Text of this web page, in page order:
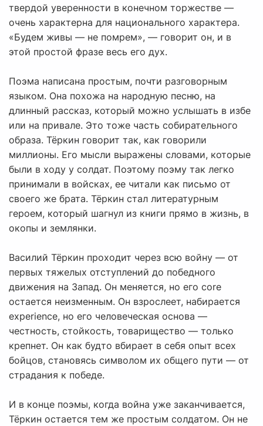
твердой уверенности в конечном торжестве —
очень характерна для национального характера.
«Будем живы — не помрем», — говорит он, и в
этой простой фразе весь его дух.
Поэма написана простым, почти разговорным
языком. Она похожа на народную песню, на
длинный рассказ, который можно услышать в избе
или на привале. Это тоже часть собирательного
образа. Тёркин говорит так, как говорили
миллионы. Его мысли выражены словами, которые
были в ходу у солдат. Поэтому поэму так легко
принимали в войсках, ее читали как письмо от
своего же брата. Тёркин стал литературным
героем, который шагнул из книги прямо в жизнь, в
окопы и землянки.
Василий Тёркин проходит через всю войну — от
первых тяжелых отступлений до победного
движения на Запад. Он меняется, но его core
остается неизменным. Он взрослеет, набирается
experience, но его человеческая основа —
честность, стойкость, товарищество — только
крепнет. Он как будто вбирает в себя опыт всех
бойцов, становясь символом их общего пути — от
страдания к победе.
И в конце поэмы, когда война уже заканчивается,
Тёркин остается тем же простым солдатом. Он не